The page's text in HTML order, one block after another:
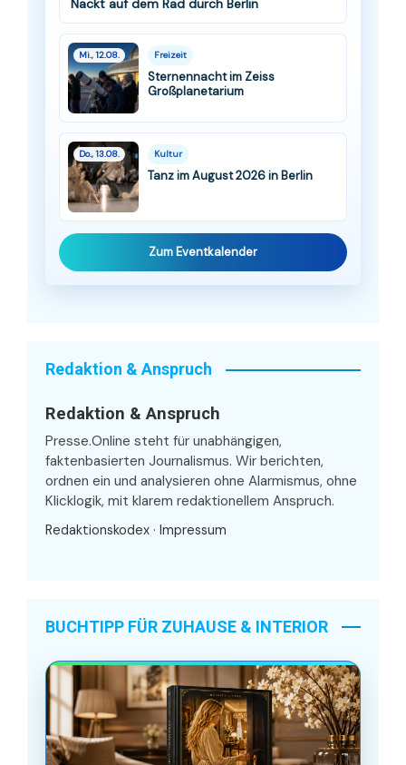
Nackt auf dem Rad durch Berlin
Mi., 12.08. Freizeit
Sternennacht im Zeiss
Großplanetarium
Do., 13.08. Kultur
Tanz im August 2026 in Berlin
Zum Eventkalender
Redaktion & Anspruch
Redaktion & Anspruch
Presse.Online steht für unabhängigen,
faktenbasierten Journalismus. Wir berichten,
ordnen ein und analysieren ohne Alarmismus, ohne
Klicklogik, mit klarem redaktionellem Anspruch.
Redaktionskodex · Impressum
BUCHTIPP FÜR ZUHAUSE & INTERIOR